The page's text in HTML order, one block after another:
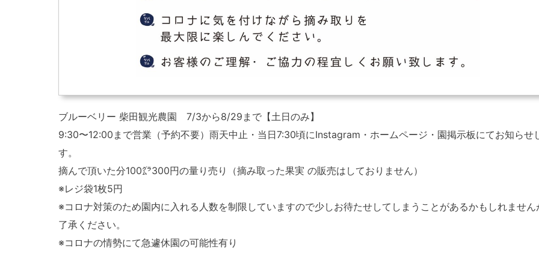
ブルーベリー 柴田観光農園 7/3から8/29まで【土日のみ】
9:30〜12:00まで営業（予約不要）雨天中止・当日7:30頃にInstagram・ホームページ・園掲示板にてお知らせ
す。
摘んで頂いた分100㌘300円の量り売り（摘み取った果実 の販売はしておりません）
※レジ袋1枚5円
※コロナ対策のため園内に入れる人数を制限していますので少しお待たせしてしまうことがあるかもしれません
了承ください。
※コロナの情勢にて急遽休園の可能性有り